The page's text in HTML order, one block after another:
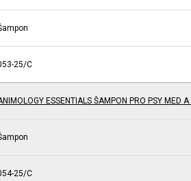
25/C
ESSENTIALS ŠAMPON PRO PSY MED
25/C